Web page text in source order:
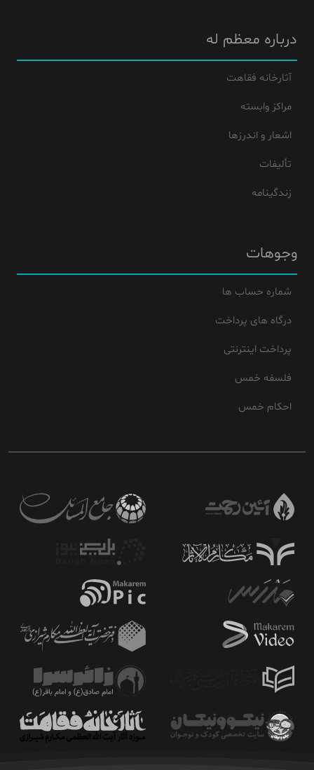
درباره معظم له
آثارخانه فقاهت
مراکز وابسته
اشعار و اندرزها
تألیفات
زندگینامه
وجوهات
شماره حساب ها
درگاه های پرداخت
پرداخت اینترنتی
فلسفه خمس
احکام خمس